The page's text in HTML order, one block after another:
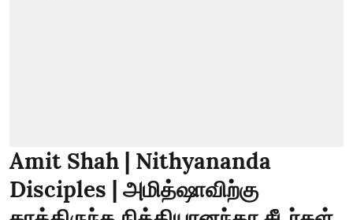
Amit Shah | Nithyananda
Disciples | அமித்ஷாவிற்கு